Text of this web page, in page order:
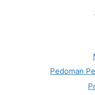
Pedoman